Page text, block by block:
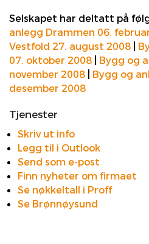
Selskapet har deltatt på
anlegg Drammen 06.
Vestfold 27. august 2008
07. oktober 2008
Bygg og
november 2008
Bygg og
desember 2008
Tjenester
Skriv ut info
Legg til i Outlook
Send som e-post
Finn nyheter om firmaet
Se nøkkeltall i Proff
Se Brønnøysund